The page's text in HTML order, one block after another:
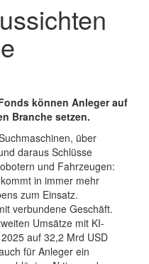
können Anleger auf
Branche setzen.
über
daraus Schlüsse
und Fahrzeugen:
in immer mehr
zum Einsatz.
verbundene Geschäft.
Umsätze mit KI-
auf 32,2 Mrd USD
für Anleger ein